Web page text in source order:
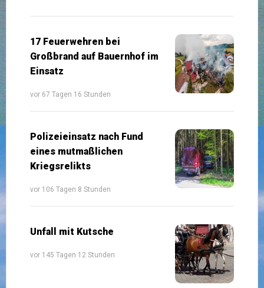
17 Feuerwehren bei
Großbrand auf Bauernhof im
Einsatz
vor 67 Tagen 16 Stunden
Polizeieinsatz nach Fund
eines mutmaßlichen
Kriegsrelikts
vor 106 Tagen 8 Stunden
Unfall mit Kutsche
vor 145 Tagen 12 Stunden